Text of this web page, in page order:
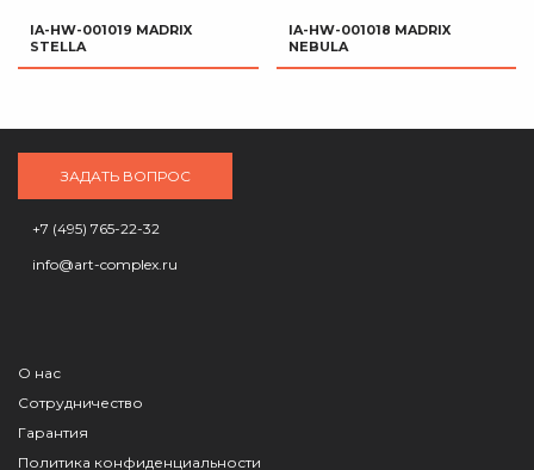
IA-HW-001019 MADRIX
STELLA
IA-HW-001018 MADRIX
NEBULA
ЗАДАТЬ ВОПРОС
+7 (495) 765-22-32
info@art-complex.ru
О нас
Сотрудничество
Гарантия
Политика конфиденциальности